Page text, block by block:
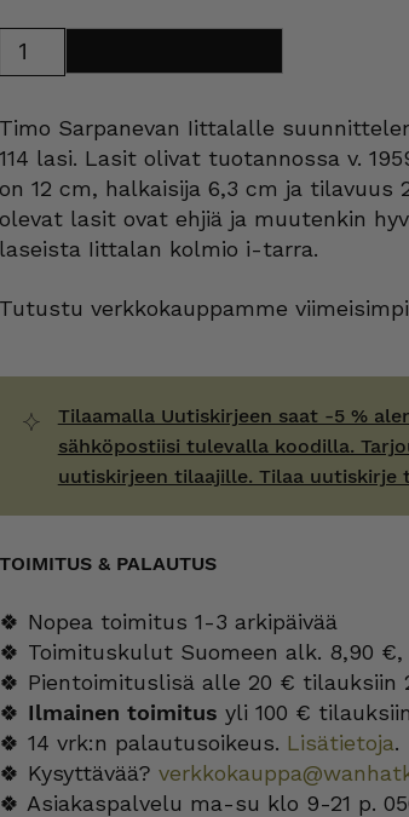
cl
määrä
Timo Sarpanevan Iittalalle
114 lasi. Lasit olivat tuotannossa v.
on 12 cm, halkaisija 6,3 cm ja tilavuus
olevat lasit ovat ehjiä ja muutenkin
laseista Iittalan kolmio i-tarra.
Tutustu verkkokauppamme
Tilaamalla Uutiskirjeen saat -5 %
sähköpostiisi tulevalla koodilla.
uutiskirjeen tilaajille. Tilaa uutiskirje
TOIMITUS & PALAUTUS
🍀 Nopea toimitus 1-3 arkipäivää
🍀 Toimituskulut Suomeen alk. 8,90
🍀 Pientoimituslisä alle 20 € tilauksiin
🍀 Ilmainen toimitus yli 100 €
🍀 14 vrk:n palautusoikeus. Lisätietoja.
🍀 Kysyttävää?
🍀 Asiakaspalvelu ma-su klo 9-21 p.